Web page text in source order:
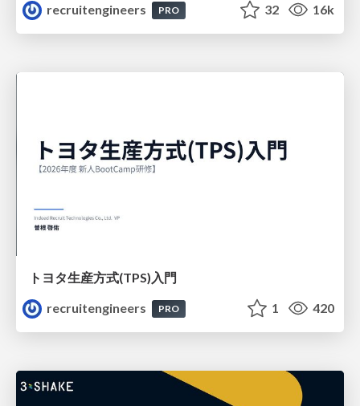
recruitengineers
PRO 32 16k
トヨタ⽣産⽅式(TPS)⼊⾨
recruitengineers
PRO 1 420